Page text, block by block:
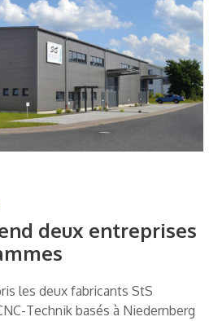
deux entreprises
les deux fabricants StS
Technik basés à Niedernberg